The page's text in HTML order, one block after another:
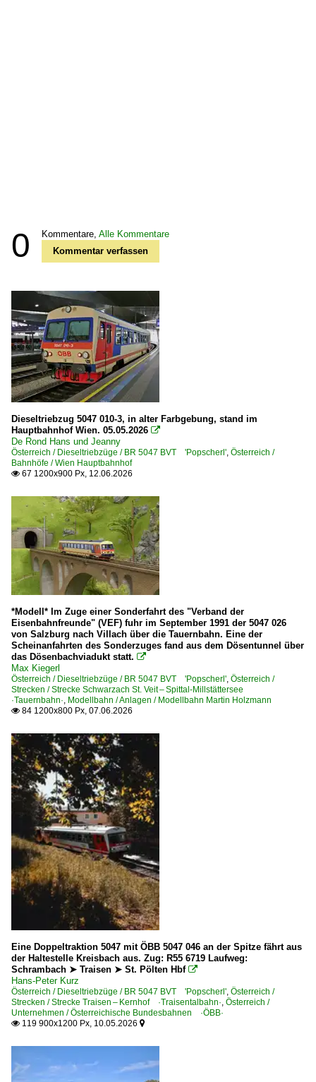
0 Kommentare, Alle Kommentare
Kommentar verfassen
Dieseltriebzug 5047 010-3, in alter Farbgebung, stand im
Hauptbahnhof Wien. 05.05.2026 
De Rond Hans und Jeanny
Österreich / Dieseltriebzüge / BR 5047 BVT 'Popscherl', Österreich /
Bahnhöfe / Wien Hauptbahnhof
 67 1200x900 Px, 12.06.2026
*Modell* Im Zuge einer Sonderfahrt des "Verband der
Eisenbahnfreunde" (VEF) fuhr im September 1991 der 5047 026
von Salzburg nach Villach über die Tauernbahn. Eine der
Scheinanfahrten des Sonderzuges fand aus dem Dösentunnel über
das Dösenbachviadukt statt. 
Max Kiegerl
Österreich / Dieseltriebzüge / BR 5047 BVT 'Popscherl', Österreich /
Strecken / Strecke Schwarzach St. Veit – Spittal-Millstättersee
·Tauernbahn·, Modellbahn / Anlagen / Modellbahn Martin Holzmann
 84 1200x800 Px, 07.06.2026
Eine Doppeltraktion 5047 mit ÖBB 5047 046 an der Spitze fährt aus
der Haltestelle Kreisbach aus. Zug: R55 6719 Laufweg:
Schrambach ➤ Traisen ➤ St. Pölten Hbf 
Hans-Peter Kurz
Österreich / Dieseltriebzüge / BR 5047 BVT 'Popscherl', Österreich /
Strecken / Strecke Traisen – Kernhof ·Traisentalbahn·, Österreich /
Unternehmen / Österreichische Bundesbahnen ·ÖBB·
 119 900x1200 Px, 10.05.2026 